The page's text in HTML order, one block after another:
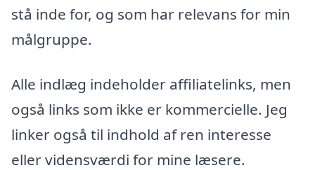
stå inde for, og som har relevans for min
målgruppe.
Alle indlæg indeholder affiliatelinks, men
også links som ikke er kommercielle. Jeg
linker også til indhold af ren interesse
eller vidensværdi for mine læsere.